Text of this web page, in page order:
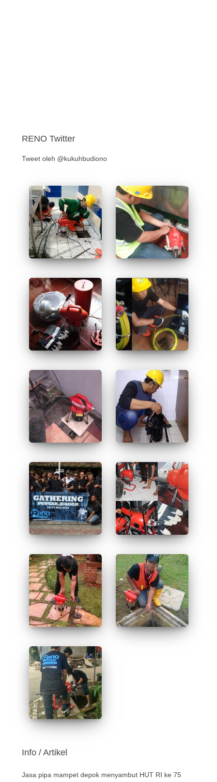
RENO Twitter
Tweet oleh @kukuhbudiono
Info / Artikel
Jasa pipa mampet depok menyambut HUT RI ke 75